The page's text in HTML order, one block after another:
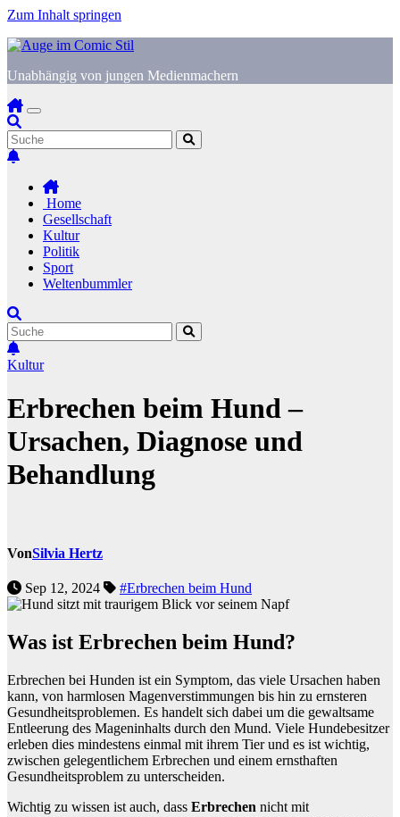
Zum Inhalt springen
Unabhängig von jungen Medienmachern
Home
Gesellschaft
Kultur
Politik
Sport
Weltenbummler
Kultur
Erbrechen beim Hund –
Ursachen, Diagnose und
Behandlung
VonSilvia Hertz
Sep 12, 2024 #Erbrechen beim Hund
Was ist Erbrechen beim Hund?
Erbrechen bei Hunden ist ein Symptom, das viele Ursachen haben
kann, von harmlosen Magenverstimmungen bis hin zu ernsteren
Gesundheitsproblemen. Es handelt sich dabei um die gewaltsame
Entleerung des Mageninhalts durch den Mund. Viele Hundebesitzer
erleben dies mindestens einmal mit ihrem Tier und es ist wichtig,
zwischen gelegentlichem Erbrechen und einem ernsthaften
Gesundheitsproblem zu unterscheiden.
Wichtig zu wissen ist auch, dass Erbrechen nicht mit